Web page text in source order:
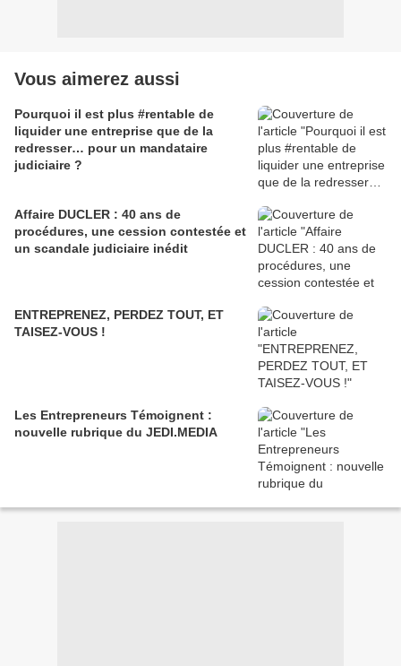
Vous aimerez aussi
Pourquoi il est plus #rentable de
liquider une entreprise que de la
redresser… pour un mandataire
judiciaire ?
Affaire DUCLER : 40 ans de
procédures, une cession contestée et
un scandale judiciaire inédit
ENTREPRENEZ, PERDEZ TOUT, ET
TAISEZ-VOUS !
Les Entrepreneurs Témoignent :
nouvelle rubrique du JEDI.MEDIA